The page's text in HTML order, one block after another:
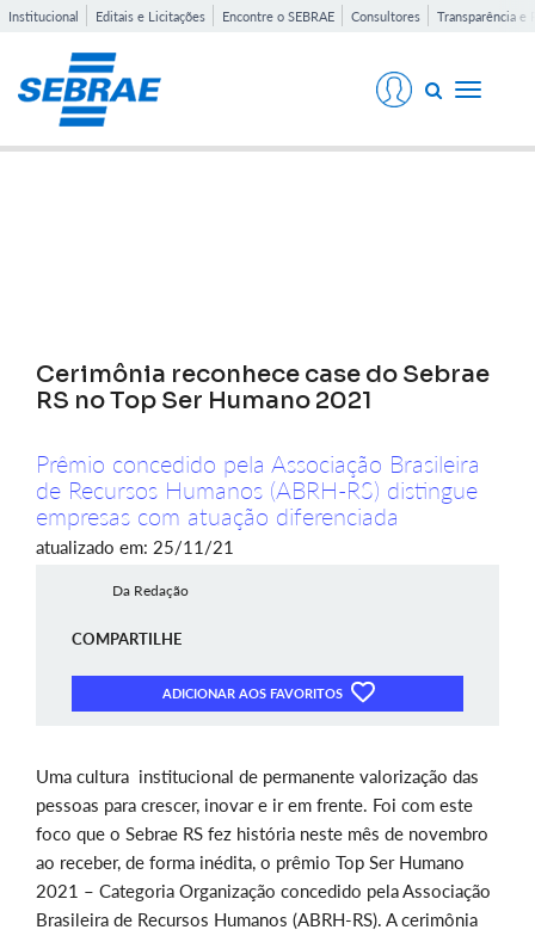
Institucional Editais e Licitações Encontre o SEBRAE Consultores Transparência e
Toggle
Cerimônia reconhece case do Sebrae
RS no Top Ser Humano 2021
Prêmio concedido pela Associação Brasileira
de Recursos Humanos (ABRH-RS) distingue
empresas com atuação diferenciada
atualizado em: 25/11/21
Da Redação
COMPARTILHE
ADICIONAR AOS FAVORITOS
Uma cultura institucional de permanente valorização das
pessoas para crescer, inovar e ir em frente. Foi com este
foco que o Sebrae RS fez história neste mês de novembro
ao receber, de forma inédita, o prêmio Top Ser Humano
2021 – Categoria Organização concedido pela Associação
Brasileira de Recursos Humanos (ABRH-RS). A cerimônia